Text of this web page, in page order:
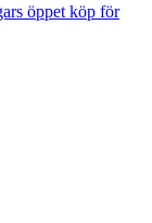
öppet köp för